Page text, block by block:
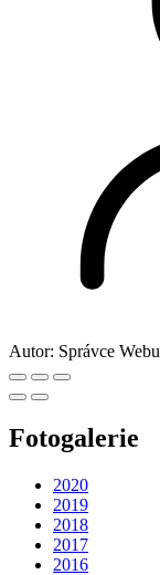
Autor: Správce Webu
Fotogalerie
2020
2019
2018
2017
2016